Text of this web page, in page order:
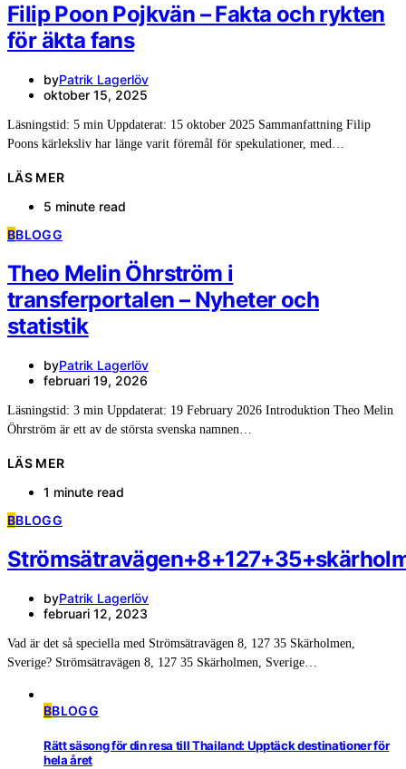
Filip Poon Pojkvän – Fakta och rykten
för äkta fans
byPatrik Lagerlöv
oktober 15, 2025
Läsningstid: 5 min Uppdaterat: 15 oktober 2025 Sammanfattning Filip
Poons kärleksliv har länge varit föremål för spekulationer, med…
LÄS MER
5 minute read
BBLOGG
Theo Melin Öhrström i
transferportalen – Nyheter och
statistik
byPatrik Lagerlöv
februari 19, 2026
Läsningstid: 3 min Uppdaterat: 19 February 2026 Introduktion Theo Melin
Öhrström är ett av de största svenska namnen…
LÄS MER
1 minute read
BBLOGG
byPatrik Lagerlöv
februari 12, 2023
Vad är det så speciella med Strömsätravägen 8, 127 35 Skärholmen,
Sverige? Strömsätravägen 8, 127 35 Skärholmen, Sverige…
BBLOGG
Rätt säsong för din resa till Thailand: Upptäck destinationer för
hela året